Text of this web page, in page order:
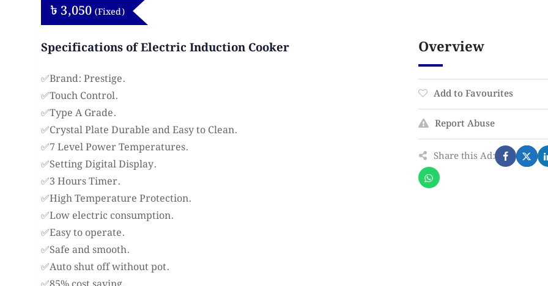
৳ 3,050 (Fixed)
Specifications of Electric Induction Cooker
✅Brand: Prestige.
✅Touch Control.
✅Type A Grade.
✅Crystal Plate Durable and Easy to Clean.
✅7 Level Power Temperatures.
✅Setting Digital Display.
✅3 Hours Timer.
✅High Temperature Protection.
✅Low electric consumption.
✅Easy to operate.
✅Safe and smooth.
✅Auto shut off without pot.
Overview
Add to Favourites
Report Abuse
Share this Ad: